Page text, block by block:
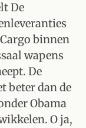
De
binnen
wapens
De
beter dan de
Obama
O ja,